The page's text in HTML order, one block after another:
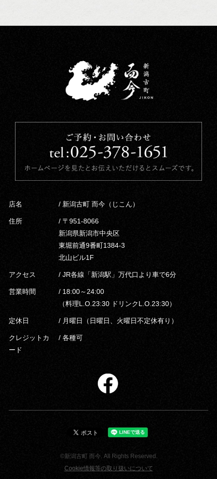
店名 / 新潟古町 而今（じこん）
住所
/ 〒951-8066
新潟県新潟市中央区
東堀前通9番町1384-3
北山ビル1F
アクセス / JR各線「新潟駅」万代口より車で6分
営業時間
/ 18:00～24:00
（料理L.O.23:30 ドリンクL.O.23:30）
定休日 / 月曜日（日曜日、火曜日不定休有り）
クレジットカ
ード
/ 各種可
©新潟古町 而今. All Rights Reserved.
Cookie情報等の取り扱いについて